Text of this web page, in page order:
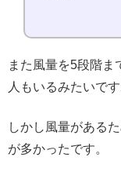
また風量を5段階ま
人もいるみたいです
しかし風量がある
が多かったです。